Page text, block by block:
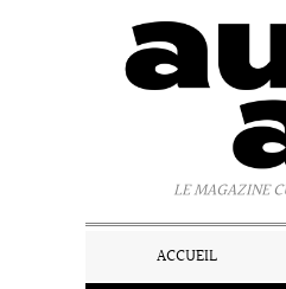
LE MAGAZINE
ACCUEIL
Panneau de gestion des cookies